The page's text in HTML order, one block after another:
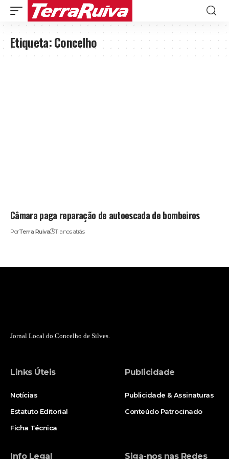
Etiqueta:Concelho
Câmara paga reparação de autoescada de bombeiros
PorTerra Ruiva 11 anos atrás
Jornal Local do Concelho de Silves.
Links Úteis
Notícias
Estatuto Editorial
Ficha Técnica
Publicidade
Publicidade & Assinaturas
Conteúdo Patrocinado
Info Legal Siga-nos nas Redes